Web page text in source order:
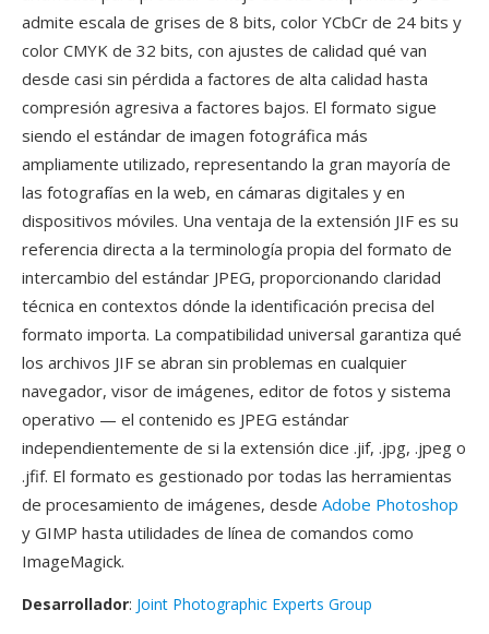
admite escala de grises de 8 bits, color YCbCr de 24 bits y
color CMYK de 32 bits, con ajustes de calidad qué van
desde casi sin pérdida a factores de alta calidad hasta
compresión agresiva a factores bajos. El formato sigue
siendo el estándar de imagen fotográfica más
ampliamente utilizado, representando la gran mayoría de
las fotografías en la web, en cámaras digitales y en
dispositivos móviles. Una ventaja de la extensión JIF es su
referencia directa a la terminología propia del formato de
intercambio del estándar JPEG, proporcionando claridad
técnica en contextos dónde la identificación precisa del
formato importa. La compatibilidad universal garantiza qué
los archivos JIF se abran sin problemas en cualquier
navegador, visor de imágenes, editor de fotos y sistema
operativo — el contenido es JPEG estándar
independientemente de si la extensión dice .jif, .jpg, .jpeg o
.jfif. El formato es gestionado por todas las herramientas
de procesamiento de imágenes, desde Adobe Photoshop
y GIMP hasta utilidades de línea de comandos como
ImageMagick.
Desarrollador: Joint Photographic Experts Group